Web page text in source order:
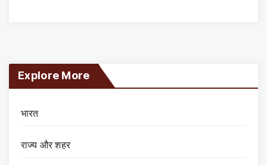
Explore More
भारत
राज्य और शहर